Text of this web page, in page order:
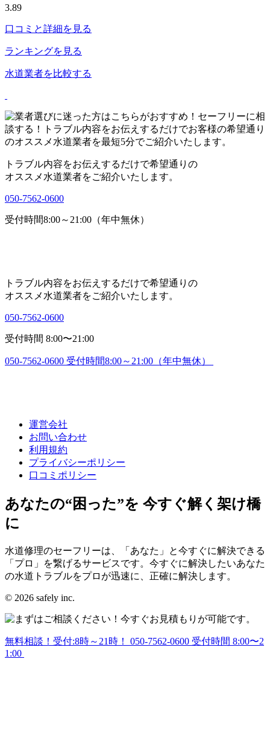
3.89
口コミと詳細を見る
ランキングを見る
水道業者を比較する
トラブル内容をお伝えするだけで希望通りの
オススメ水道業者をご紹介いたします。
050-7562-0600
受付時間8:00～21:00（年中無休）
トラブル内容をお伝えするだけで希望通りの
オススメ水道業者をご紹介いたします。
050-7562-0600
受付時間 8:00〜21:00
050-7562-0600 受付時間8:00～21:00（年中無休）
運営会社
お問い合わせ
利用規約
プライバシーポリシー
口コミポリシー
あなたの“困った”を 今すぐ解く架け橋
に
水道修理のセーフリーは、「あなた」と今すぐに解決できる
「プロ」を繋げるサービスです。今すぐに解決したいあなた
の水道トラブルをプロが迅速に、正確に解決します。
© 2026 safely inc.
無料相談！受付:8時～21時！ 050-7562-0600 受付時間 8:00〜2
1:00